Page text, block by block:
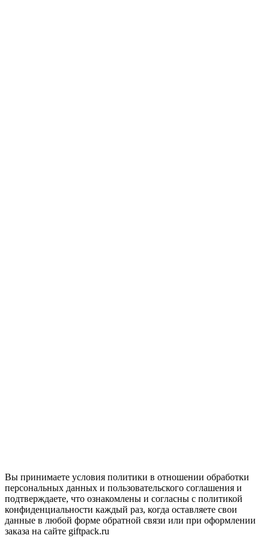
Вы принимаете условия политики в отношении обработки
персональных данных и пользовательского соглашения и
подтверждаете, что ознакомлены и согласны с политикой
конфиденциальности каждый раз, когда оставляете свои
данные в любой форме обратной связи или при оформлении
заказа на сайте giftpack.ru